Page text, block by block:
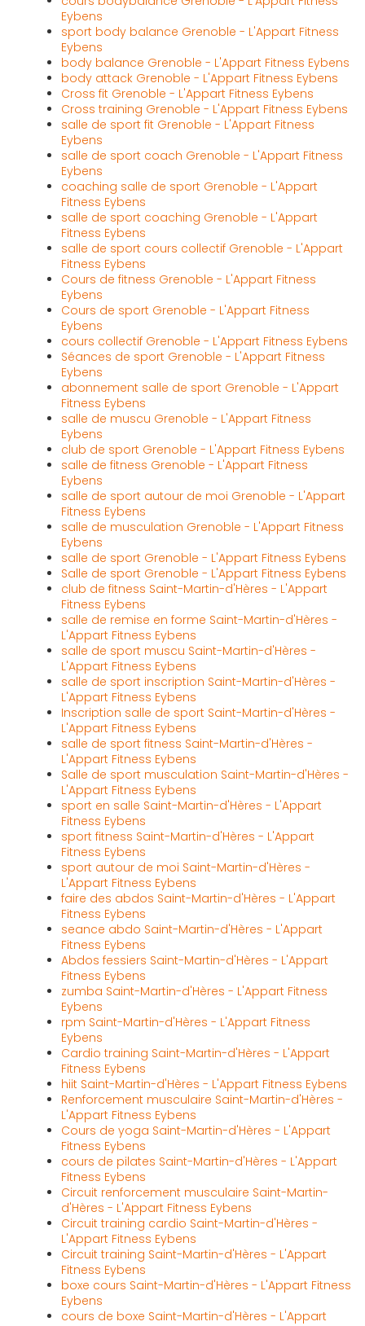
Eybens
sport body balance Grenoble - L'Appart Fitness
Eybens
body balance Grenoble - L'Appart Fitness Eybens
body attack Grenoble - L'Appart Fitness Eybens
Cross fit Grenoble - L'Appart Fitness Eybens
Cross training Grenoble - L'Appart Fitness Eybens
salle de sport fit Grenoble - L'Appart Fitness
Eybens
salle de sport coach Grenoble - L'Appart Fitness
Eybens
coaching salle de sport Grenoble - L'Appart
Fitness Eybens
salle de sport coaching Grenoble - L'Appart
Fitness Eybens
salle de sport cours collectif Grenoble - L'Appart
Fitness Eybens
Cours de fitness Grenoble - L'Appart Fitness
Eybens
Cours de sport Grenoble - L'Appart Fitness
Eybens
cours collectif Grenoble - L'Appart Fitness Eybens
Séances de sport Grenoble - L'Appart Fitness
Eybens
abonnement salle de sport Grenoble - L'Appart
Fitness Eybens
salle de muscu Grenoble - L'Appart Fitness
Eybens
club de sport Grenoble - L'Appart Fitness Eybens
salle de fitness Grenoble - L'Appart Fitness
Eybens
salle de sport autour de moi Grenoble - L'Appart
Fitness Eybens
salle de musculation Grenoble - L'Appart Fitness
Eybens
salle de sport Grenoble - L'Appart Fitness Eybens
Salle de sport Grenoble - L'Appart Fitness Eybens
club de fitness Saint-Martin-d'Hères - L'Appart
Fitness Eybens
salle de remise en forme Saint-Martin-d'Hères -
L'Appart Fitness Eybens
salle de sport muscu Saint-Martin-d'Hères -
L'Appart Fitness Eybens
salle de sport inscription Saint-Martin-d'Hères -
L'Appart Fitness Eybens
Inscription salle de sport Saint-Martin-d'Hères -
L'Appart Fitness Eybens
salle de sport fitness Saint-Martin-d'Hères -
L'Appart Fitness Eybens
Salle de sport musculation Saint-Martin-d'Hères -
L'Appart Fitness Eybens
sport en salle Saint-Martin-d'Hères - L'Appart
Fitness Eybens
sport fitness Saint-Martin-d'Hères - L'Appart
Fitness Eybens
sport autour de moi Saint-Martin-d'Hères -
L'Appart Fitness Eybens
faire des abdos Saint-Martin-d'Hères - L'Appart
Fitness Eybens
seance abdo Saint-Martin-d'Hères - L'Appart
Fitness Eybens
Abdos fessiers Saint-Martin-d'Hères - L'Appart
Fitness Eybens
zumba Saint-Martin-d'Hères - L'Appart Fitness
Eybens
rpm Saint-Martin-d'Hères - L'Appart Fitness
Eybens
Cardio training Saint-Martin-d'Hères - L'Appart
Fitness Eybens
hiit Saint-Martin-d'Hères - L'Appart Fitness Eybens
Renforcement musculaire Saint-Martin-d'Hères -
L'Appart Fitness Eybens
Cours de yoga Saint-Martin-d'Hères - L'Appart
Fitness Eybens
cours de pilates Saint-Martin-d'Hères - L'Appart
Fitness Eybens
Circuit renforcement musculaire Saint-Martin-
d'Hères - L'Appart Fitness Eybens
Circuit training cardio Saint-Martin-d'Hères -
L'Appart Fitness Eybens
Circuit training Saint-Martin-d'Hères - L'Appart
Fitness Eybens
boxe cours Saint-Martin-d'Hères - L'Appart Fitness
Eybens
cours de boxe Saint-Martin-d'Hères - L'Appart